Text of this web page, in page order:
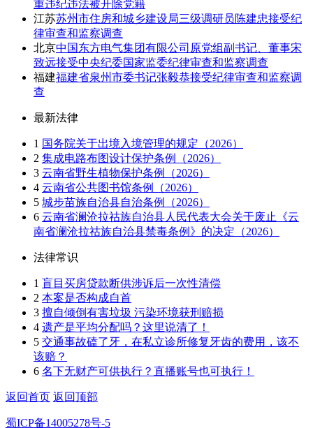
重违纪违法被开除党籍
江苏苏州市住房和城乡建设局三级调研员陈建忠接受纪
律审查和监察调查
北京中国东方电气集团有限公司原党组副书记、董事宋
致远接受中央纪委国家监委纪律审查和监察调查
福建福建省泉州市委书记张毅恭接受纪律审查和监察调
查
最新法律
1 国务院关于出境入境管理的规定（2026）
2 集成电路布图设计保护条例（2026）
3 云南省野生植物保护条例（2026）
4 云南省公共图书馆条例（2026）
5 城步苗族自治县自治条例（2026）
6 云南省澜沧拉祜族自治县人民代表大会关于废止《云
南省澜沧拉祜族自治县禁毒条例》的决定（2026）
法律常识
1 盲目买房贷款断供涉诉后一次性清偿
2 本案是否构成自首
3 擅自倾倒有害垃圾 污染环境获刑赔损
4 遗产是平均分配吗？这里说清了！
5 交通事故磕了牙，在私立诊所修复牙齿的费用，该不
该赔？
6 名下无财产可供执行？直播账号也可执行！
返回首页 返回顶部
蜀ICP备14005278号-5